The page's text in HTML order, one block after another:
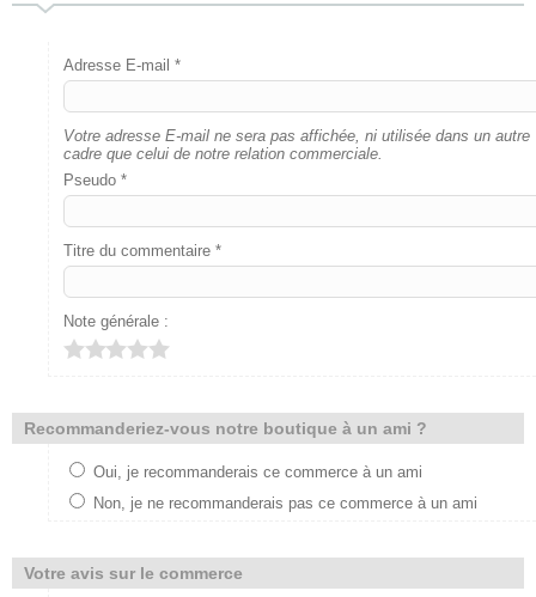
Adresse E-mail *
Votre adresse E-mail ne sera pas affichée, ni utilisée dans un autre
cadre que celui de notre relation commerciale.
Pseudo *
Titre du commentaire *
Note générale :
Recommanderiez-vous notre boutique à un ami ?
Oui, je recommanderais ce commerce à un ami
Non, je ne recommanderais pas ce commerce à un ami
Votre avis sur le commerce